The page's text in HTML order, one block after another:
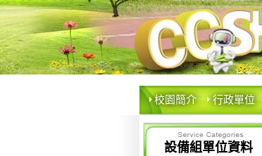
校園簡介 行政單位
設備組單位資料